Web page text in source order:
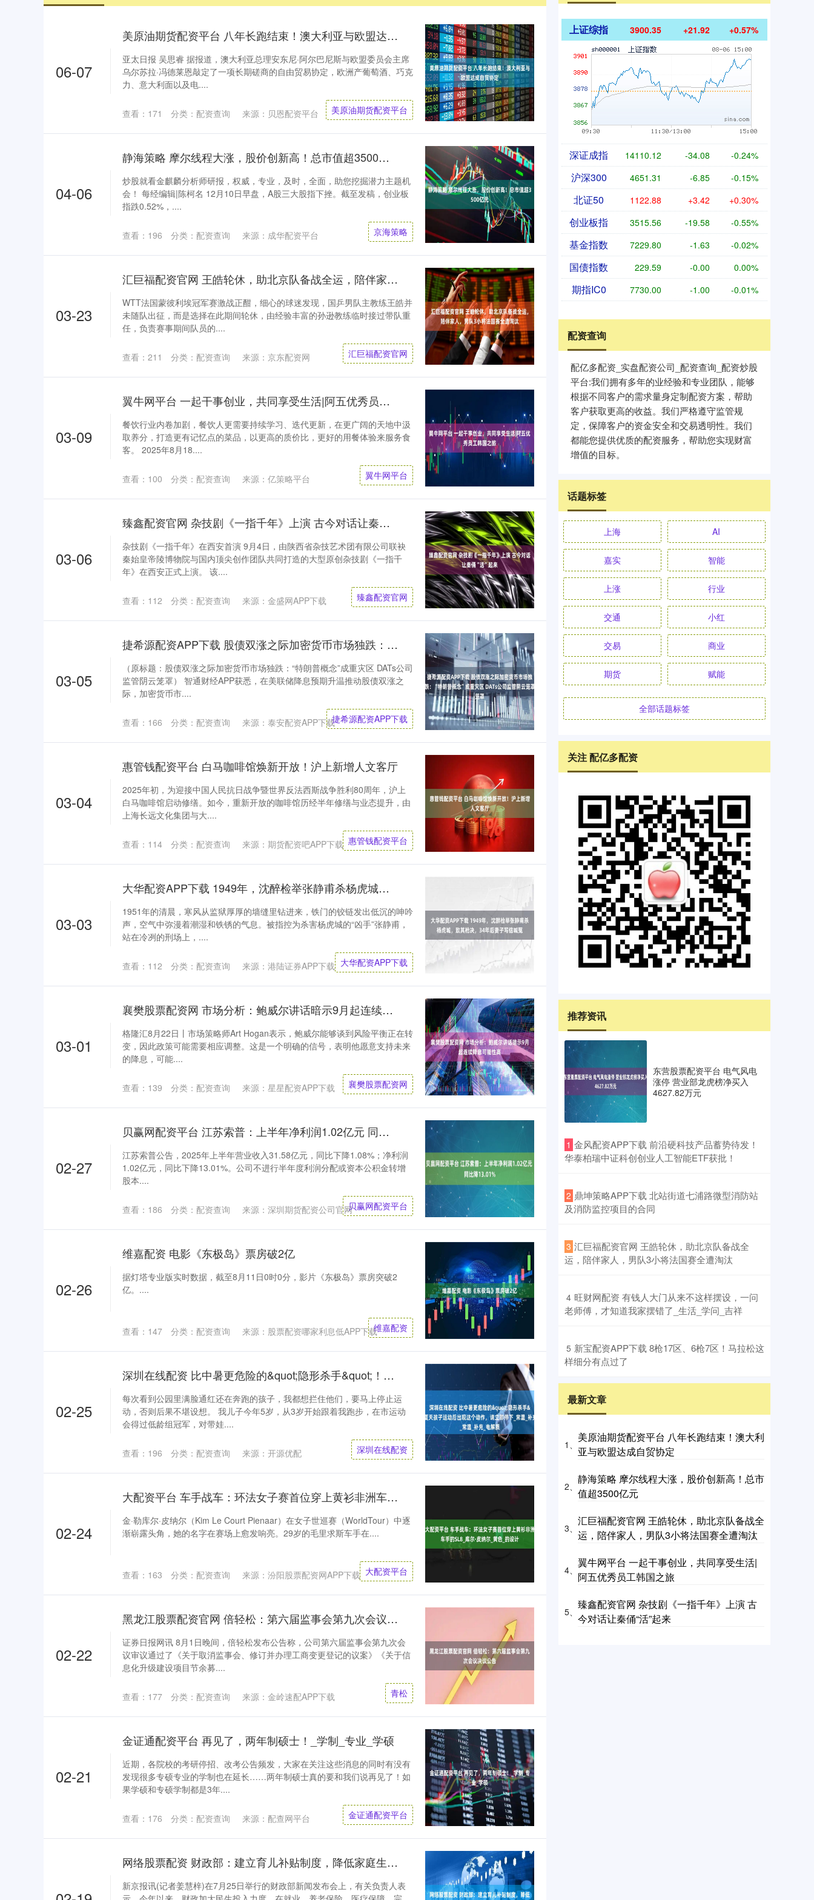
06-07
美原油期货配资平台 八年长跑结束！澳大利亚与欧盟达成自贸协定
亚太日报 吴思睿 据报道，澳大利亚总理安东尼·阿尔巴尼斯与欧盟委员会主席
乌尔苏拉·冯德莱恩敲定了一项长期磋商的自由贸易协定，欧洲产葡萄酒、巧克
力、意大利面以及电....
美原油期货配资平台
来源：贝恩配资平台
查看： 171 分类： 配资查询
04-06
静海策略 摩尔线程大涨，股价创新高！总市值超3500亿元
炒股就看金麒麟分析师研报，权威，专业，及时，全面，助您挖掘潜力主题机
会！ 每经编辑|陈柯名 12月10日早盘，A股三大股指下挫。截至发稿，创业板
指跌0.52%，....
京海策略
来源：成华配资平台
查看： 196 分类： 配资查询
03-23
汇巨福配资官网 王皓轮休，助北京队备战全运，陪伴家人，男队3小将法国赛全遭淘汰
WTT法国蒙彼利埃冠军赛激战正酣，细心的球迷发现，国乒男队主教练王皓并
未随队出征，而是选择在此期间轮休，由经验丰富的孙逊教练临时接过带队重
任，负责赛事期间队员的....
汇巨福配资官网
来源：京东配资网
查看： 211 分类： 配资查询
03-09
翼牛网平台 一起干事创业，共同享受生活|阿五优秀员工韩国之旅
餐饮行业内卷加剧，餐饮人更需要持续学习、迭代更新，在更广阔的天地中汲
取养分，打造更有记忆点的菜品，以更高的质价比，更好的用餐体验来服务食
客。 2025年8月18....
翼牛网平台
来源：亿策略平台
查看： 100 分类： 配资查询
03-06
臻鑫配资官网 杂技剧《一指千年》上演 古今对话让秦俑“活”起来
杂技剧《一指千年》在西安首演 9月4日，由陕西省杂技艺术团有限公司联袂
秦始皇帝陵博物院与国内顶尖创作团队共同打造的大型原创杂技剧《一指千
年》在西安正式上演。 该....
臻鑫配资官网
来源：金盛网APP下载
查看： 112 分类： 配资查询
03-05
捷希源配资APP下载 股债双涨之际加密货币市场独跌：“特朗普概念”成重灾区 DATs公司监管阴云笼罩
（原标题：股债双涨之际加密货币市场独跌：“特朗普概念”成重灾区 DATs公司
监管阴云笼罩） 智通财经APP获悉，在美联储降息预期升温推动股债双涨之
际，加密货币市....
捷希源配资APP下载
来源：泰安配资APP下载
查看： 166 分类： 配资查询
03-04
惠管钱配资平台 白马咖啡馆焕新开放！沪上新增人文客厅
2025年初，为迎接中国人民抗日战争暨世界反法西斯战争胜利80周年，沪上
白马咖啡馆启动修缮。如今，重新开放的咖啡馆历经半年修缮与业态提升，由
上海长远文化集团与大....
惠管钱配资平台
来源：期货配资吧APP下载
查看： 114 分类： 配资查询
03-03
大华配资APP下载 1949年，沈醉检举张静甫杀杨虎城，致其枪决，34年后妻子写信喊冤
1951年的清晨，寒风从监狱厚厚的墙缝里钻进来，铁门的铰链发出低沉的呻吟
声，空气中弥漫着潮湿和铁锈的气息。被指控为杀害杨虎城的“凶手”张静甫，
站在冷冽的刑场上，....
大华配资APP下载
来源：港陆证券APP下载
查看： 112 分类： 配资查询
03-01
襄樊股票配资网 市场分析：鲍威尔讲话暗示9月起连续降息可能性高
格隆汇8月22日丨市场策略师Art Hogan表示，鲍威尔能够谈到风险平衡正在转
变，因此政策可能需要相应调整。这是一个明确的信号，表明他愿意支持未来
的降息，可能....
襄樊股票配资网
来源：星星配资APP下载
查看： 139 分类： 配资查询
02-27
贝赢网配资平台 江苏索普：上半年净利润1.02亿元 同比降13.01%
江苏索普公告，2025年上半年营业收入31.58亿元，同比下降1.08%；净利润
1.02亿元，同比下降13.01%。公司不进行半年度利润分配或资本公积金转增
股本....
贝赢网配资平台
来源：深圳期货配资公司官网
查看： 186 分类： 配资查询
02-26
维嘉配资 电影《东极岛》票房破2亿
据灯塔专业版实时数据，截至8月11日0时0分，影片《东极岛》票房突破2
亿。....
维嘉配资
来源：股票配资哪家利息低APP下载
查看： 147 分类： 配资查询
02-25
深圳在线配资 比中暑更危险的&quot;隐形杀手&quot;！夏天孩子运动后出现这个动作，请立即停下_常温_补充_电解质
每次看到公园里满脸通红还在奔跑的孩子，我都想拦住他们，要马上停止运
动，否则后果不堪设想。 我儿子今年5岁，从3岁开始跟着我跑步，在市运动
会得过低龄组冠军，对带娃....
深圳在线配资
来源：开源优配
查看： 196 分类： 配资查询
02-24
大配资平台 车手战车：环法女子赛首位穿上黄衫非洲车手的SL8_库尔·皮纳尔_黄色_的设计
金·勒库尔·皮纳尔（Kim Le Court Pienaar）在女子世巡赛（WorldTour）中逐
渐崭露头角，她的名字在赛场上愈发响亮。29岁的毛里求斯车手在....
大配资平台
来源：汾阳股票配资网APP下载
查看： 163 分类： 配资查询
02-22
黑龙江股票配资官网 倍轻松：第六届监事会第九次会议决议公告
证券日报网讯 8月1日晚间，倍轻松发布公告称，公司第六届监事会第九次会
议审议通过了《关于取消监事会、修订并办理工商变更登记的议案》《关于信
息化升级建设项目节余募....
青松
来源：金岭速配APP下载
查看： 177 分类： 配资查询
02-21
金证通配资平台 再见了，两年制硕士！_学制_专业_学硕
近期，各院校的考研停招、改考公告频发，大家在关注这些消息的同时有没有
发现很多专硕专业的学制也在延长……两年制硕士真的要和我们说再见了！如
果学硕和专硕学制都是3年....
金证通配资平台
来源：配查网平台
查看： 176 分类： 配资查询
网络股票配资 财政部：建立育儿补贴制度，降低家庭生育养育成本
新京报讯(记者姜慧梓)在7月25日举行的财政部新闻发布会上，有关负责人表
上证综指 3900.35 +21.92 +0.57%
深证成指 14110.12 -34.08 -0.24%
沪深300 4651.31 -6.85 -0.15%
北证50 1122.88 +3.42 +0.30%
创业板指 3515.56 -19.58 -0.55%
基金指数 7229.80 -1.63 -0.02%
国债指数 229.59 -0.00 0.00%
期指IC0 7730.00 -1.00 -0.01%
配资查询
配亿多配资_实盘配资公司_配资查询_配资炒股
平台:我们拥有多年的业经验和专业团队，能够
根据不同客户的需求量身定制配资方案，帮助
客户获取更高的收益。我们严格遵守监管规
定，保障客户的资金安全和交易透明性。我们
都能您提供优质的配资服务，帮助您实现财富
增值的目标。
话题标签
上海 AI
嘉实 智能
上涨 行业
交通 小红
交易 商业
期货 赋能
全部话题标签
关注 配亿多配资
推荐资讯
东营股票配资平台 电气风电
涨停 营业部龙虎榜净买入
4627.82万元
1 ​金风配资APP下载 前沿硬科技产品蓄势待发！
华泰柏瑞中证科创创业人工智能ETF获批！
2 ​鼎坤策略APP下载 北站街道七浦路微型消防站
及消防监控项目的合同
3 ​汇巨福配资官网 王皓轮休，助北京队备战全
运，陪伴家人，男队3小将法国赛全遭淘汰
4 ​旺财网配资 有钱人大门从来不这样摆设，一问
老师傅，才知道我家摆错了_生活_学问_吉祥
5 ​新宝配资APP下载 8枪17区、6枪7区！马拉松这
样细分有点过了
最新文章
1、
美原油期货配资平台 八年长跑结束！澳大利
亚与欧盟达成自贸协定
2、
静海策略 摩尔线程大涨，股价创新高！总市
值超3500亿元
3、
汇巨福配资官网 王皓轮休，助北京队备战全
运，陪伴家人，男队3小将法国赛全遭淘汰
4、
翼牛网平台 一起干事创业，共同享受生活|
阿五优秀员工韩国之旅
5、
臻鑫配资官网 杂技剧《一指千年》上演 古
今对话让秦俑“活”起来